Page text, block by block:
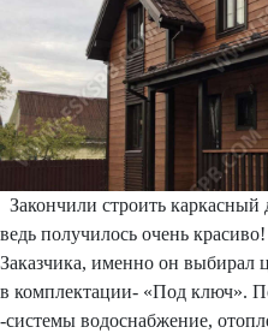
Закончили строить
ведь получилось очень
Заказчика, именно он выбирал
в комплектации- «Под ключ».
-системы водоснабжение,